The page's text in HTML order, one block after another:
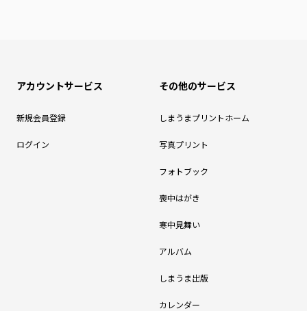
アカウントサービス
新規会員登録
ログイン
その他のサービス
しまうまプリントホーム
写真プリント
フォトブック
喪中はがき
寒中見舞い
アルバム
しまうま出版
カレンダー